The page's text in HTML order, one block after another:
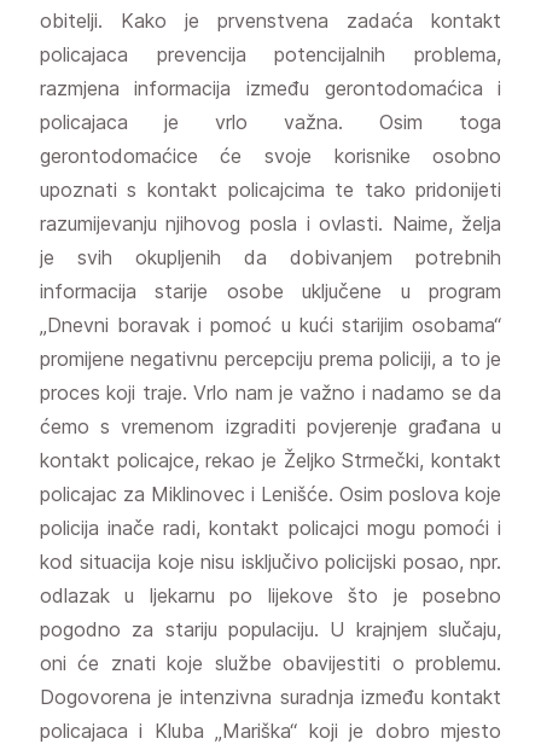
obitelji. Kako je prvenstvena zadaća kontakt
policajaca prevencija potencijalnih problema,
razmjena informacija između gerontodomaćica i
policajaca je vrlo važna. Osim toga
gerontodomaćice će svoje korisnike osobno
upoznati s kontakt policajcima te tako pridonijeti
razumijevanju njihovog posla i ovlasti. Naime, želja
je svih okupljenih da dobivanjem potrebnih
informacija starije osobe uključene u program
„Dnevni boravak i pomoć u kući starijim osobama“
promijene negativnu percepciju prema policiji, a to je
proces koji traje. Vrlo nam je važno i nadamo se da
ćemo s vremenom izgraditi povjerenje građana u
kontakt policajce, rekao je Željko Strmečki, kontakt
policajac za Miklinovec i Lenišće. Osim poslova koje
policija inače radi, kontakt policajci mogu pomoći i
kod situacija koje nisu isključivo policijski posao, npr.
odlazak u ljekarnu po lijekove što je posebno
pogodno za stariju populaciju. U krajnjem slučaju,
oni će znati koje službe obavijestiti o problemu.
Dogovorena je intenzivna suradnja između kontakt
policajaca i Kluba „Mariška“ koji je dobro mjesto